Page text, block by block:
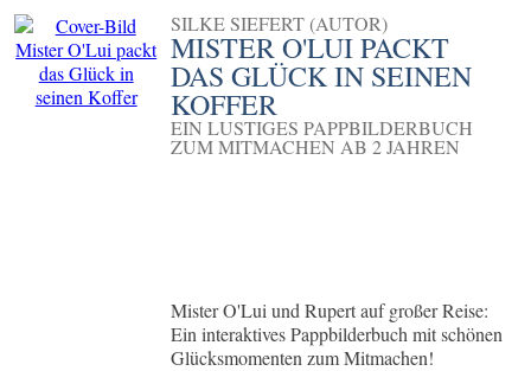
SILKE SIEFERT (AUTOR)
MISTER O'LUI PACKT
DAS GLÜCK IN SEINEN
KOFFER
EIN LUSTIGES PAPPBILDERBUCH
ZUM MITMACHEN AB 2 JAHREN
Mister O'Lui und Rupert auf großer Reise:
Ein interaktives Pappbilderbuch mit schönen
Glücksmomenten zum Mitmachen!